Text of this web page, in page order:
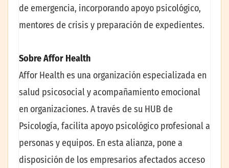
de emergencia, incorporando apoyo psicológico,
mentores de crisis y preparación de expedientes.
Sobre Affor Health
Affor Health es una organización especializada en
salud psicosocial y acompañamiento emocional
en organizaciones. A través de su HUB de
Psicología, facilita apoyo psicológico profesional a
personas y equipos. En esta alianza, pone a
disposición de los empresarios afectados acceso